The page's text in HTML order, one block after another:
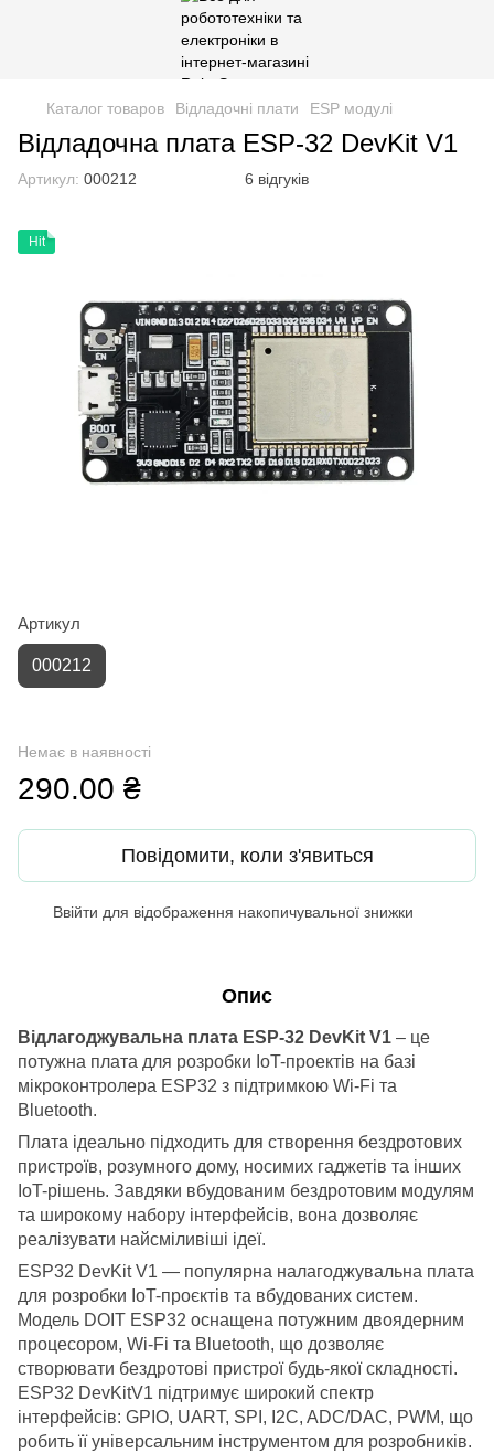
Каталог товаров Відладочні плати ESP модулі
Відладочна плата ESP-32 DevKit V1
Артикул: 000212 6 відгуків
Hit
Артикул
000212
Немає в наявності
290.00 ₴
Повідомити, коли з'явиться
Ввійти для відображення накопичувальної знижки
Опис
Відлагоджувальна плата ESP-32 DevKit V1 – це
потужна плата для розробки IoT-проектів на базі
мікроконтролера ESP32 з підтримкою Wi-Fi та
Bluetooth.
Плата ідеально підходить для створення бездротових
пристроїв, розумного дому, носимих гаджетів та інших
IoT-рішень. Завдяки вбудованим бездротовим модулям
та широкому набору інтерфейсів, вона дозволяє
реалізувати найсміливіші ідеї.
ESP32 DevKit V1 — популярна налагоджувальна плата
для розробки IoT-проєктів та вбудованих систем.
Модель DOIT ESP32 оснащена потужним двоядерним
процесором, Wi-Fi та Bluetooth, що дозволяє
створювати бездротові пристрої будь-якої складності.
ESP32 DevKitV1 підтримує широкий спектр
інтерфейсів: GPIO, UART, SPI, I2C, ADC/DAC, PWM, що
робить її універсальним інструментом для розробників.